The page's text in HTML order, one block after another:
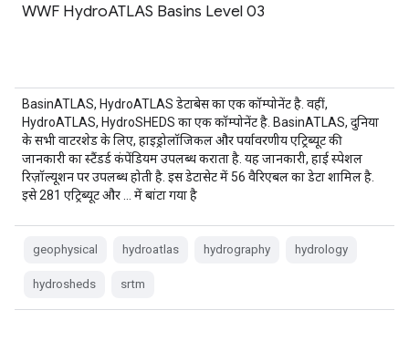
WWF HydroATLAS Basins Level 03
BasinATLAS, HydroATLAS डेटाबेस का एक कॉम्पोनेंट है. वहीं,
HydroATLAS, HydroSHEDS का एक कॉम्पोनेंट है. BasinATLAS, दुनिया
के सभी वाटरशेड के लिए, हाइड्रोलॉजिकल और पर्यावरणीय एट्रिब्यूट की
जानकारी का स्टैंडर्ड कंपेंडियम उपलब्ध कराता है. यह जानकारी, हाई स्पेशल
रिज़ॉल्यूशन पर उपलब्ध होती है. इस डेटासेट में 56 वैरिएबल का डेटा शामिल है.
इसे 281 एट्रिब्यूट और … में बांटा गया है
geophysical hydroatlas hydrography hydrology
hydrosheds srtm